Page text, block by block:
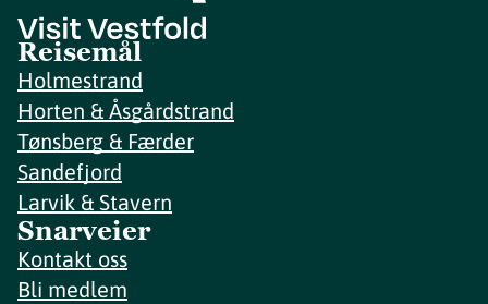
Reisemål
Holmestrand
Horten & Åsgårdstrand
Tønsberg & Færder
Sandefjord
Larvik & Stavern
Snarveier
Kontakt oss
Bli medlem